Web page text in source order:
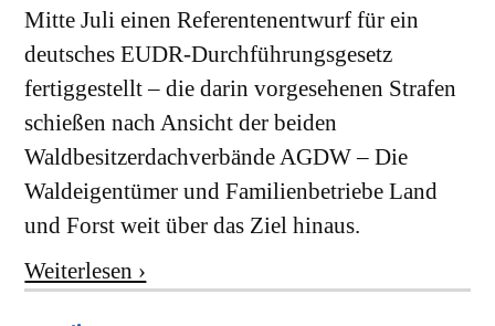
Mitte Juli einen Referentenentwurf für ein
deutsches EUDR-Durchführungsgesetz
fertiggestellt – die darin vorgesehenen Strafen
schießen nach Ansicht der beiden
Waldbesitzerdachverbände AGDW – Die
Waldeigentümer und Familienbetriebe Land
und Forst weit über das Ziel hinaus.
Weiterlesen ›